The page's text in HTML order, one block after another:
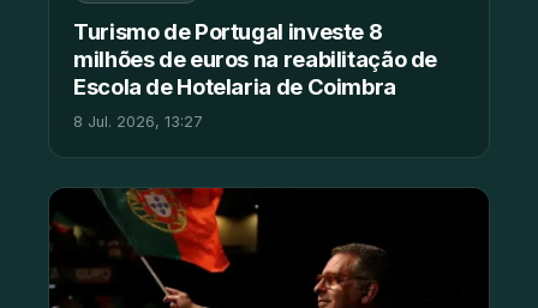
Turismo de Portugal investe 8
milhões de euros na reabilitação de
Escola de Hotelaria de Coimbra
8 Jul. 2026, 13:27